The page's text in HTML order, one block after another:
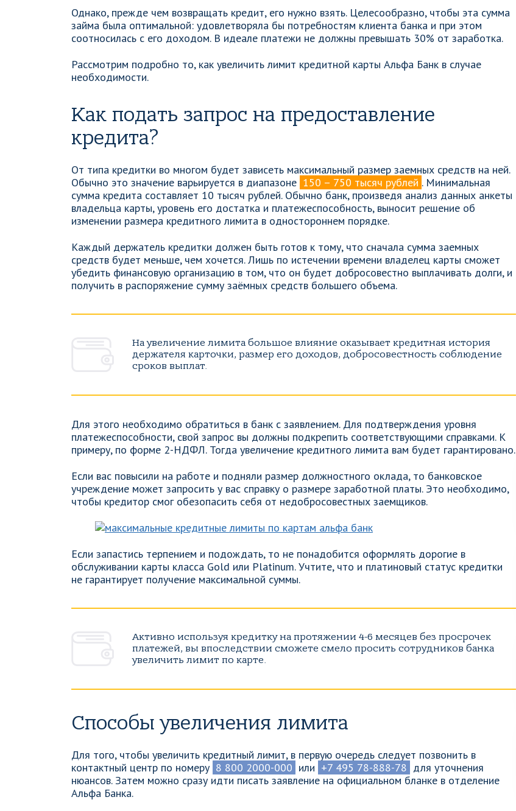
Однако, прежде чем возвращать кредит, его нужно взять. Целесообразно, чтобы эта сумма
займа была оптимальной: удовлетворяла бы потребностям клиента банка и при этом
соотносилась с его доходом. В идеале платежи не должны превышать 30% от заработка.
Рассмотрим подробно то, как увеличить лимит кредитной карты Альфа Банк в случае
необходимости.
Как подать запрос на предоставление
кредита?
От типа кредитки во многом будет зависеть максимальный размер заемных средств на ней.
Обычно это значение варьируется в диапазоне 150 – 750 тысяч рублей . Минимальная
сумма кредита составляет 10 тысяч рублей. Обычно банк, произведя анализ данных анкеты
владельца карты, уровень его достатка и платежеспособность, выносит решение об
изменении размера кредитного лимита в одностороннем порядке.
Каждый держатель кредитки должен быть готов к тому, что сначала сумма заемных
средств будет меньше, чем хочется. Лишь по истечении времени владелец карты сможет
убедить финансовую организацию в том, что он будет добросовестно выплачивать долги, и
получить в распоряжение сумму заёмных средств большего объема.
На увеличение лимита большое влияние оказывает кредитная история
держателя карточки, размер его доходов, добросовестность соблюдение
сроков выплат.
Для этого необходимо обратиться в банк с заявлением. Для подтверждения уровня
платежеспособности, свой запрос вы должны подкрепить соответствующими справками. К
примеру, по форме 2-НДФЛ. Тогда увеличение кредитного лимита вам будет гарантировано.
Если вас повысили на работе и подняли размер должностного оклада, то банковское
учреждение может запросить у вас справку о размере заработной платы. Это необходимо,
чтобы кредитор смог обезопасить себя от недобросовестных заемщиков.
Если запастись терпением и подождать, то не понадобится оформлять дорогие в
обслуживании карты класса Gold или Platinum. Учтите, что и платиновый статус кредитки
не гарантирует получение максимальной суммы.
Активно используя кредитку на протяжении 4-6 месяцев без просрочек
платежей, вы впоследствии сможете смело просить сотрудников банка
увеличить лимит по карте.
Способы увеличения лимита
Для того, чтобы увеличить кредитный лимит, в первую очередь следует позвонить в
контактный центр по номеру 8 800 2000-000 или +7 495 78-888-78 для уточнения
нюансов. Затем можно сразу идти писать заявление на официальном бланке в отделение
Альфа Банка.